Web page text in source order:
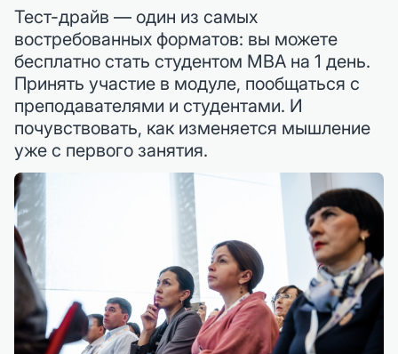
Тест-драйв — один из самых
востребованных форматов: вы можете
бесплатно стать студентом MBA на 1 день.
Принять участие в модуле, пообщаться с
преподавателями и студентами. И
почувствовать, как изменяется мышление
уже с первого занятия.